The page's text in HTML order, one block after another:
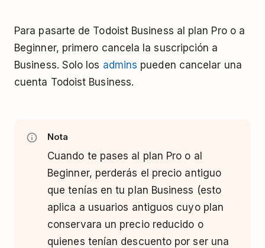
Para pasarte de Todoist Business al plan Pro o a
Beginner, primero cancela la suscripción a
Business. Solo los admins pueden cancelar una
cuenta Todoist Business.
Nota
Cuando te pases al plan Pro o al
Beginner, perderás el precio antiguo
que tenías en tu plan Business (esto
aplica a usuarios antiguos cuyo plan
conservara un precio reducido o
quienes tenían descuento por ser una